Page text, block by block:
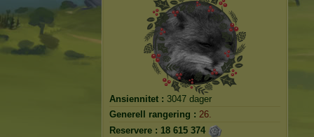
Ansiennitet : 3047 dager
Generell rangering : 26.
Reservere : 18 615 374